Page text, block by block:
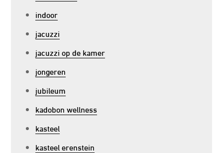
indoor
jacuzzi
jacuzzi op de kamer
jongeren
jubileum
kadobon wellness
kasteel
kasteel erenstein